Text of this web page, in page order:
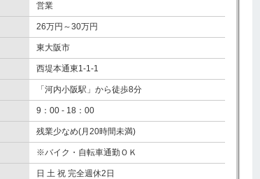
営業
26万円～30万円
東大阪市
西堤本通東1-1-1
「河内小阪駅」から徒歩8分
9：00 - 18：00
残業少なめ(月20時間未満)
※バイク・自転車通勤ＯＫ
日 土 祝 完全週休2日